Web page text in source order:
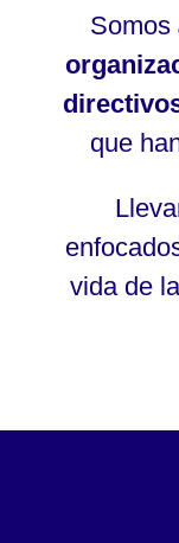
Somos
que
vida de